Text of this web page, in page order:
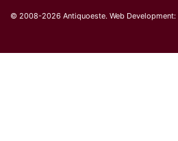
© 2008-2026 Antiquoeste. Web Development: